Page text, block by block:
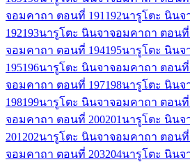
จอมคาถา ตอนที่ 191 192นารูโตะ นิน
192193นารูโตะ นินจาจอมคาถา ตอนที่
จอมคาถา ตอนที่ 194195นารูโตะ นิน
195196นารูโตะ นินจาจอมคาถา ตอนที่
จอมคาถา ตอนที่ 197198นารูโตะ นิน
198199นารูโตะ นินจาจอมคาถา ตอนที่
จอมคาถา ตอนที่ 200201 นารูโตะ นิน
201 202นารูโตะ นินจาจอมคาถา ตอนที่
จอมคาถา ตอนที่ 203204นารูโตะ นิน